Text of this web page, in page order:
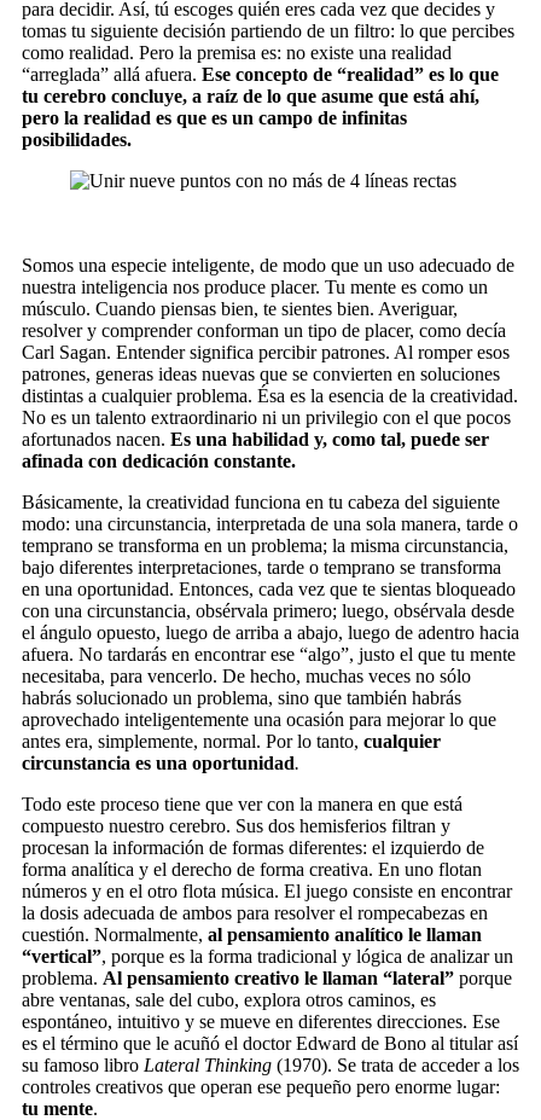
para decidir. Así, tú escoges quién eres cada vez que decides y
tomas tu siguiente decisión partiendo de un filtro: lo que percibes
como realidad. Pero la premisa es: no existe una realidad
“arreglada” allá afuera. Ese concepto de “realidad” es lo que
tu cerebro concluye, a raíz de lo que asume que está ahí,
pero la realidad es que es un campo de infinitas
posibilidades.
Somos una especie inteligente, de modo que un uso adecuado de
nuestra inteligencia nos produce placer. Tu mente es como un
músculo. Cuando piensas bien, te sientes bien. Averiguar,
resolver y comprender conforman un tipo de placer, como decía
Carl Sagan. Entender significa percibir patrones. Al romper esos
patrones, generas ideas nuevas que se convierten en soluciones
distintas a cualquier problema. Ésa es la esencia de la creatividad.
No es un talento extraordinario ni un privilegio con el que pocos
afortunados nacen. Es una habilidad y, como tal, puede ser
afinada con dedicación constante.
Básicamente, la creatividad funciona en tu cabeza del siguiente
modo: una circunstancia, interpretada de una sola manera, tarde o
temprano se transforma en un problema; la misma circunstancia,
bajo diferentes interpretaciones, tarde o temprano se transforma
en una oportunidad. Entonces, cada vez que te sientas bloqueado
con una circunstancia, obsérvala primero; luego, obsérvala desde
el ángulo opuesto, luego de arriba a abajo, luego de adentro hacia
afuera. No tardarás en encontrar ese “algo”, justo el que tu mente
necesitaba, para vencerlo. De hecho, muchas veces no sólo
habrás solucionado un problema, sino que también habrás
aprovechado inteligentemente una ocasión para mejorar lo que
antes era, simplemente, normal. Por lo tanto, cualquier
circunstancia es una oportunidad.
Todo este proceso tiene que ver con la manera en que está
compuesto nuestro cerebro. Sus dos hemisferios filtran y
procesan la información de formas diferentes: el izquierdo de
forma analítica y el derecho de forma creativa. En uno flotan
números y en el otro flota música. El juego consiste en encontrar
la dosis adecuada de ambos para resolver el rompecabezas en
cuestión. Normalmente, al pensamiento analítico le llaman
“vertical”, porque es la forma tradicional y lógica de analizar un
problema. Al pensamiento creativo le llaman “lateral” porque
abre ventanas, sale del cubo, explora otros caminos, es
espontáneo, intuitivo y se mueve en diferentes direcciones. Ese
es el término que le acuñó el doctor Edward de Bono al titular así
su famoso libro Lateral Thinking (1970). Se trata de acceder a los
controles creativos que operan ese pequeño pero enorme lugar:
tu mente.